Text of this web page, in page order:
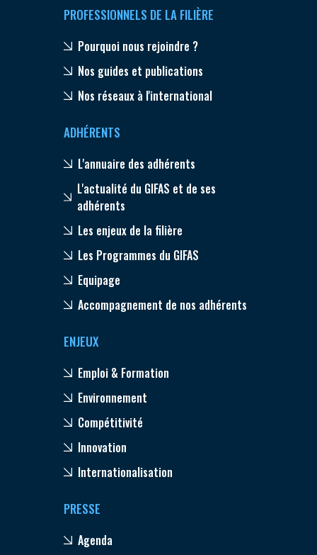
PROFESSIONNELS DE LA FILIÈRE
Pourquoi nous rejoindre ?
Nos guides et publications
Nos réseaux à l'international
ADHÉRENTS
L'annuaire des adhérents
L'actualité du GIFAS et de ses
adhérents
Les enjeux de la filière
Les Programmes du GIFAS
Equipage
Accompagnement de nos adhérents
ENJEUX
Emploi & Formation
Environnement
Compétitivité
Innovation
Internationalisation
PRESSE
Agenda